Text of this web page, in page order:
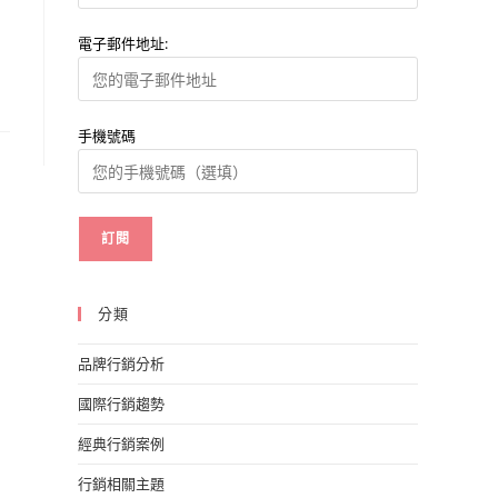
電子郵件地址:
手機號碼
分類
品牌行銷分析
國際行銷趨勢
經典行銷案例
行銷相關主題